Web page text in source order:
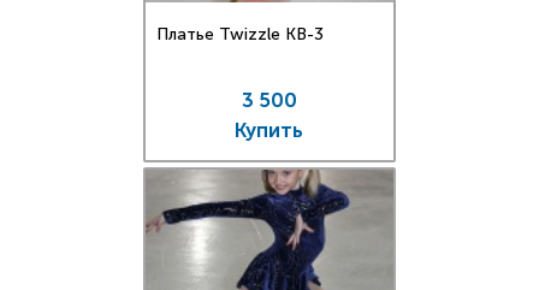
Платье Twizzle КВ-3
3 500
Купить